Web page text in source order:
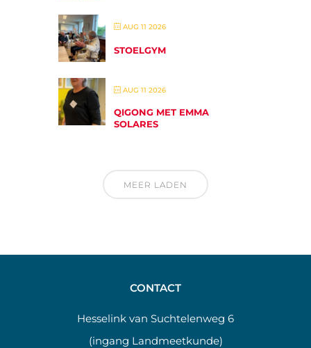
AUG 11 2026
STOELGYM
AUG 11 2026
QIGONG MET EMMA
SOLARES
MEER LADEN
CONTACT
Hesselink van Suchtelenweg 6
(ingang Landmeetkunde)